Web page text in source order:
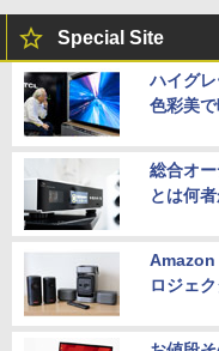
Special Site
ハイグ
色彩美
総合オ
とは何者
Amazon
ロジェ